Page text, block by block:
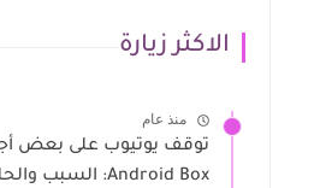
الاكثر زيارة
منذ عام
توقف يوتيوب على بعض
Android Box: السبب والحلول الممكنة